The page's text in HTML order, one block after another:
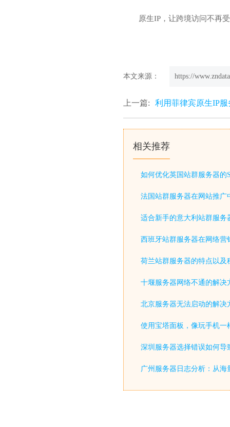
原生IP，让跨境访问不再
本文来源： https://
上一篇: 利用菲律宾原生IP
相关推荐
如何优化英国站群服务器的
法国站群服务器在网站推广
适合新手的意大利站群服务
西班牙站群服务器在网络营
荷兰站群服务器的特点以及
十堰服务器网络不通的解决
北京服务器无法启动的解决
使用宝塔面板，像玩手机一
深圳服务器选择错误如何导
广州服务器日志分析：从海